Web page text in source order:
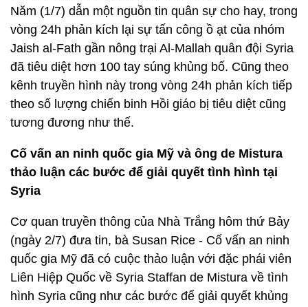
Năm (1/7) dẫn một nguồn tin quân sự cho hay, trong
vòng 24h phản kích lại sự tấn công ồ ạt của nhóm
Jaish al-Fath gần nông trại Al-Mallah quân đội Syria
đã tiêu diệt hơn 100 tay súng khủng bố. Cũng theo
kênh truyền hình này trong vòng 24h phản kích tiếp
theo số lượng chiến binh Hồi giáo bị tiêu diệt cũng
tương đương như thế.
Cố vấn an ninh quốc gia Mỹ và ông de Mistura
thảo luận các bước để giải quyết tình hình tại
Syria
Cơ quan truyền thông của Nhà Trắng hôm thứ Bảy
(ngày 2/7) đưa tin, bà Susan Rice - Cố vấn an ninh
quốc gia Mỹ đã có cuộc thảo luận với đặc phái viên
Liên Hiệp Quốc về Syria Staffan de Mistura về tình
hình Syria cũng như các bước để giải quyết khủng